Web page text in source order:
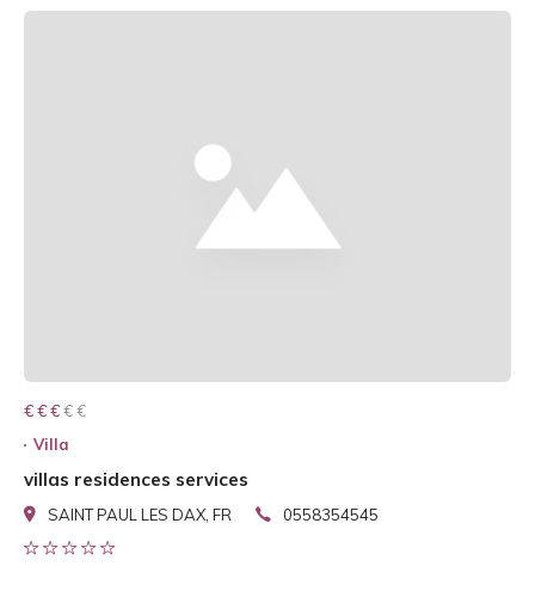
€ € € € €
€ € €
Villa
villas residences services
SAINT PAUL LES DAX, FR 0558354545